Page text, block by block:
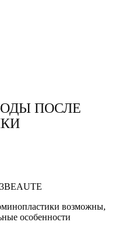
ПОСЛЕ
возможны,
особенности